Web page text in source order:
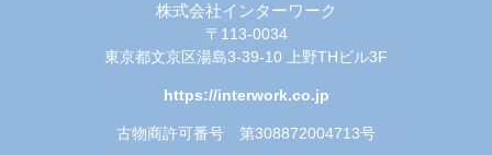
株式会社インターワーク
〒113-0034
東京都文京区湯島3-39-10 上野THビル3F
https://interwork.co.jp
古物商許可番号 第308872004713号